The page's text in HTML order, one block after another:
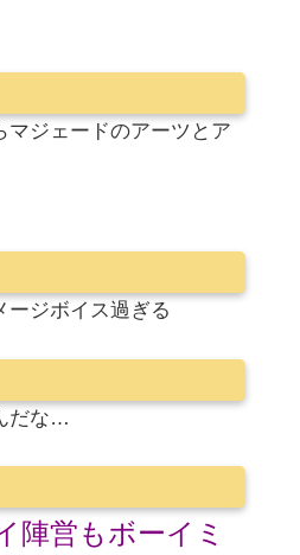
マジェードのアーツとア
ージボイス過ぎる
だな…
陣営もボーイミ